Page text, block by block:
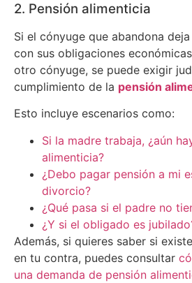
2. Pensión alimenticia
Si el cónyuge que abandona
con sus obligaciones
otro cónyuge, se puede exigir
cumplimiento de la pensión
Esto incluye escenarios como:
Si la madre trabaja, ¿aún
alimenticia?
¿Debo pagar pensión a mi
divorcio?
¿Qué pasa si el padre no
¿Y si el obligado es
Además, si quieres saber si
en tu contra, puedes consultar
una demanda de pensión